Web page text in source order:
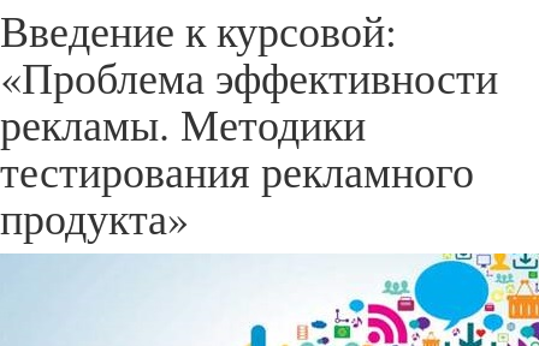
Введение к курсовой:
«Проблема эффективности
рекламы. Методики
тестирования рекламного
продукта»